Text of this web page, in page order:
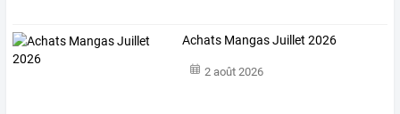
Achats Mangas Juillet 2026
2 août 2026